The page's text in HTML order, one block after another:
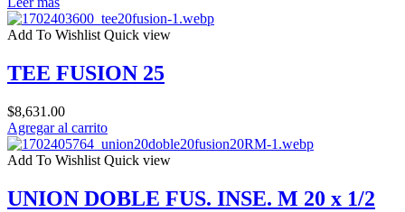
Add To Wishlist Quick view
TEE FUSION 25
$8,631.00
Agregar al carrito
Add To Wishlist Quick view
UNION DOBLE FUS. INSE. M 20 x 1/2